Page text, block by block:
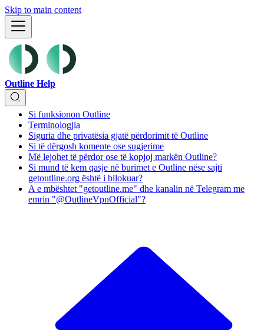
Skip to main content
Outline Help
Si funksionon Outline
Terminologjia
Siguria dhe privatësia gjatë përdorimit të Outline
Si të dërgosh komente ose sugjerime
Më lejohet të përdor ose të kopjoj markën Outline?
Si mund të kem qasje në burimet e Outline nëse sajti
getoutline.org është i bllokuar?
A e mbështet "getoutline.me" dhe kanalin në Telegram me
emrin "@OutlineVpnOfficial"?